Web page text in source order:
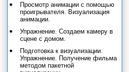
Просмотр анимации с помощью
проигрывателя. Визуализация
анимации.
Упражнение. Создаем камеру в
сцене с домом.
Подготовка к визуализации.
Упражнение. Получение фильма
методом пакетной